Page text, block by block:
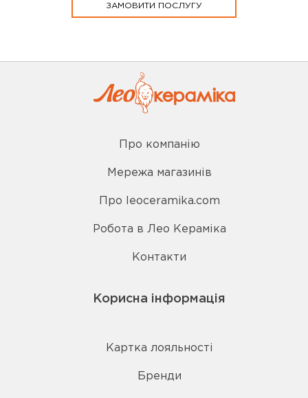
ЗАМОВИТИ ПОСЛУГУ
Про компанію
Мережа магазинів
Про leoceramika.com
Робота в Лео Кераміка
Контакти
Корисна інформація
Картка лояльності
Бренди